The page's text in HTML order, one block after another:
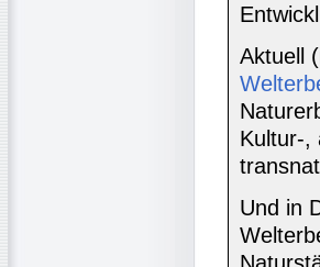
Aktuell
Kultur-,
Und in